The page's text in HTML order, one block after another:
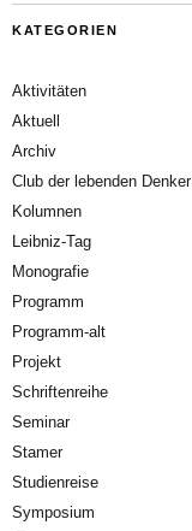
KATEGORIEN
Aktivitäten
Aktuell
Archiv
Club der lebenden Denker
Kolumnen
Leibniz-Tag
Monografie
Programm
Programm-alt
Projekt
Schriftenreihe
Seminar
Stamer
Studienreise
Symposium